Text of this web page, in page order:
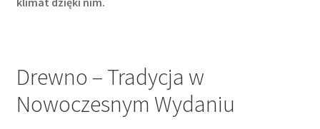
Drewno – Tradycja w
Nowoczesnym Wydaniu